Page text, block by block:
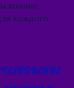
вполне
каждого.